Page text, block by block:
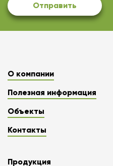
Отправить
О компании
Полезная информация
Объекты
Контакты
Продукция